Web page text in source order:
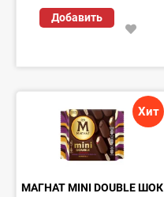
Добавить
Хит
МАГНАТ MINI DOUBLE ШОК